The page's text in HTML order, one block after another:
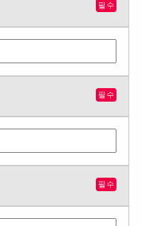
필수
필수
필수